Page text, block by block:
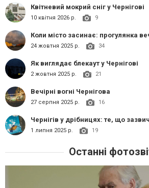
Квітневий мокрий сніг у Чернігові
10 квітня 2026 р. 9
Коли місто засинає: прогулянка
24 жовтня 2025 р. 34
Як виглядає блекаут у Чернігові
2 жовтня 2025 р. 21
Вечірні вогні Чернігова
27 серпня 2025 р. 16
1 липня 2025 р. 19
Останні